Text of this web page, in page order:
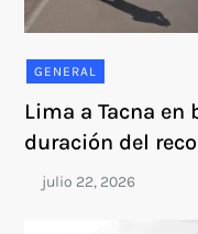
GENERAL
Lima a Tacna
duración del